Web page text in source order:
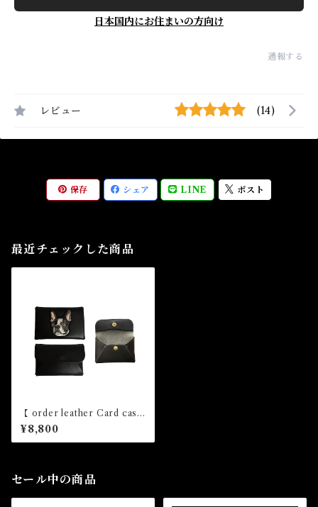
日本国内にお住まいの方向け
通報する
レビュー (14)
保存 シェア LINE ポスト
最近チェックした商品
【 order leather Card case
】
¥8,800
セール中の商品